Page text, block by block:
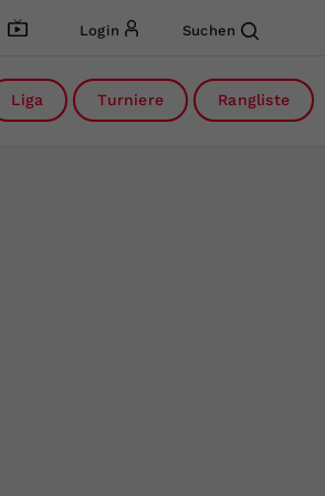
Login Suchen
Liga Turniere Rangliste